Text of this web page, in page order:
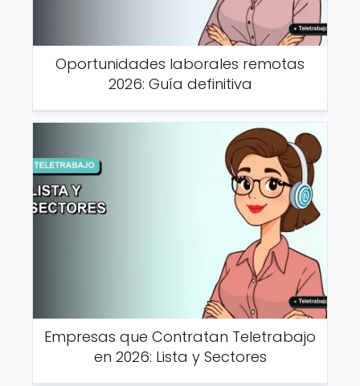
Oportunidades laborales remotas
2026: Guía definitiva
Empresas que Contratan Teletrabajo
en 2026: Lista y Sectores